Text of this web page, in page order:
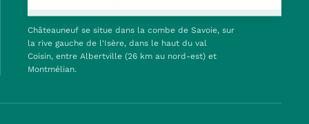
Châteauneuf se situe dans la combe de Savoie, sur
la rive gauche de l'Isère, dans le haut du val
Coisin, entre Albertville (26 km au nord-est) et
Montmélian.